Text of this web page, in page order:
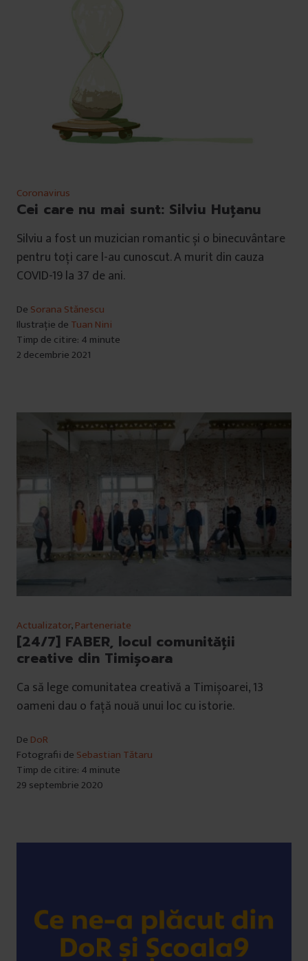
Coronavirus
Cei care nu mai sunt: Silviu Huțanu
Silviu a fost un muzician romantic și o binecuvântare
pentru toți care l-au cunoscut. A murit din cauza
COVID-19 la 37 de ani.
De Sorana Stănescu
Ilustrație de Tuan Nini
Timp de citire: 4 minute
2 decembrie 2021
Actualizator,Parteneriate
[24/7] FABER, locul comunității
creative din Timișoara
Ca să lege comunitatea creativă a Timișoarei, 13
oameni dau o față nouă unui loc cu istorie.
De DoR
Fotografii de Sebastian Tătaru
Timp de citire: 4 minute
29 septembrie 2020